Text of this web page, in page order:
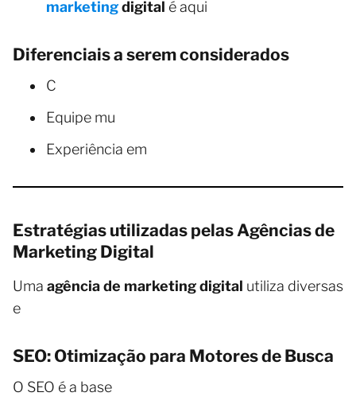
marketingdigital é aqui
Diferenciais a serem considerados
C
Equipe mu
Experiência em
Estratégias utilizadas pelas Agências de
Marketing Digital
Uma agência de marketing digital utiliza diversas
e
SEO: Otimização para Motores de Busca
O SEO é a base